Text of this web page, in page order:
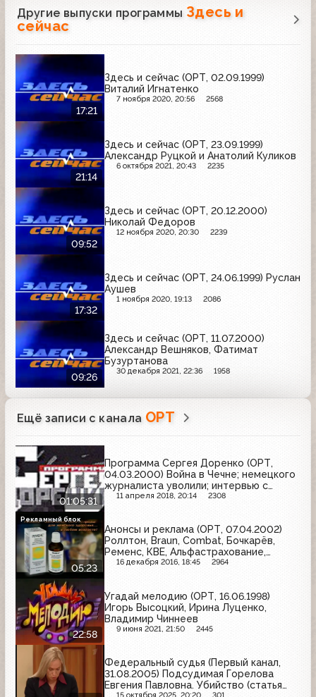
Другие выпуски программы Здесь и
сейчас
17:21
Здесь и сейчас (ОРТ, 02.09.1999)
Виталий Игнатенко
7 ноября 2020, 20:56 2568
21:14
Здесь и сейчас (ОРТ, 23.09.1999)
Александр Руцкой и Анатолий Куликов
6 октября 2021, 20:43 2235
09:52
Здесь и сейчас (ОРТ, 20.12.2000)
Николай Федоров
12 ноября 2020, 20:30 2239
17:32
Здесь и сейчас (ОРТ, 24.06.1999) Руслан
Аушев
1 ноября 2020, 19:13 2086
09:26
Здесь и сейчас (ОРТ, 11.07.2000)
Александр Вешняков, Фатимат
Бузуртанова
30 декабря 2021, 22:36 1958
Ещё записи с канала ОРТ
01:05:31
Программа Сергея Доренко (ОРТ,
04.03.2000) Война в Чечне; немецкого
журналиста уволили; интервью с
Эллой Памфиловой; опрос к 8 марта
11 апреля 2018, 20:14 2308
05:23
Анонсы и реклама (ОРТ, 07.04.2002)
Роллтон, Braun, Combat, Бочкарёв,
Ременс, КВЕ, Альфастрахование,
Биттнер
16 декабря 2016, 18:45 2964
Рекламный блок
22:58
Угадай мелодию (ОРТ, 16.06.1998)
Игорь Высоцкий, Ирина Луценко,
Владимир Чиннеев
9 июня 2021, 21:50 2445
Федеральный судья (Первый канал,
31.08.2005) Подсудимая Горелова
Евгения Павловна. Убийство (статья